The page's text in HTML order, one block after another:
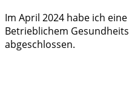
Im April 2024 habe ich
Betrieblichem
abgeschlossen.